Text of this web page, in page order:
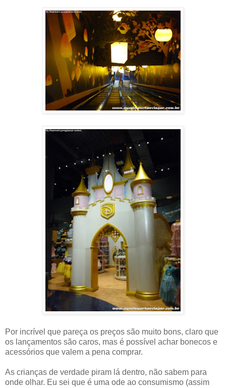
Por incrível que pareça os preços são muito bons, claro que
os lançamentos são caros, mas é possível achar bonecos e
acessórios que valem a pena comprar.
As crianças de verdade piram lá dentro, não sabem para
onde olhar. Eu sei que é uma ode ao consumismo (assim